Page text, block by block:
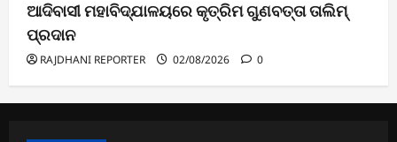
ଆଦିବାସୀ ମହାବିଦ୍ଯାଳୟରେ କୃତ୍ରିମ ଗୁଣବତ୍ତା ତାଲିମ୍
ପ୍ରଦାନ
RAJDHANI REPORTER 02/08/2026 0